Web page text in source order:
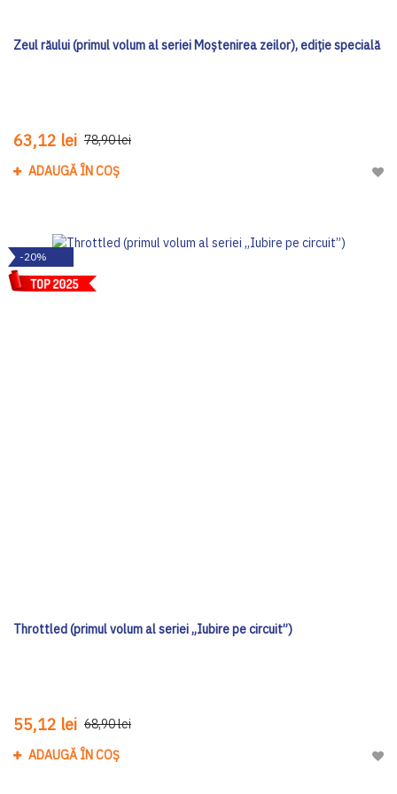
Zeul răului (primul volum al seriei Moștenirea zeilor), ediţie specială
63,12 lei 78,90 lei
ADAUGĂ ÎN COȘ
-20%
Throttled (primul volum al seriei „Iubire pe circuit”)
55,12 lei 68,90 lei
ADAUGĂ ÎN COȘ